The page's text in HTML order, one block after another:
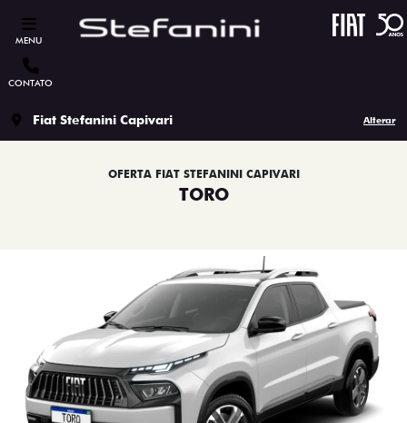
MENU
CONTATO
Fiat Stefanini Capivari Alterar
OFERTA FIAT STEFANINI CAPIVARI
TORO